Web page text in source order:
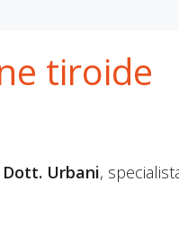
tiroide
Dott. Urbani,